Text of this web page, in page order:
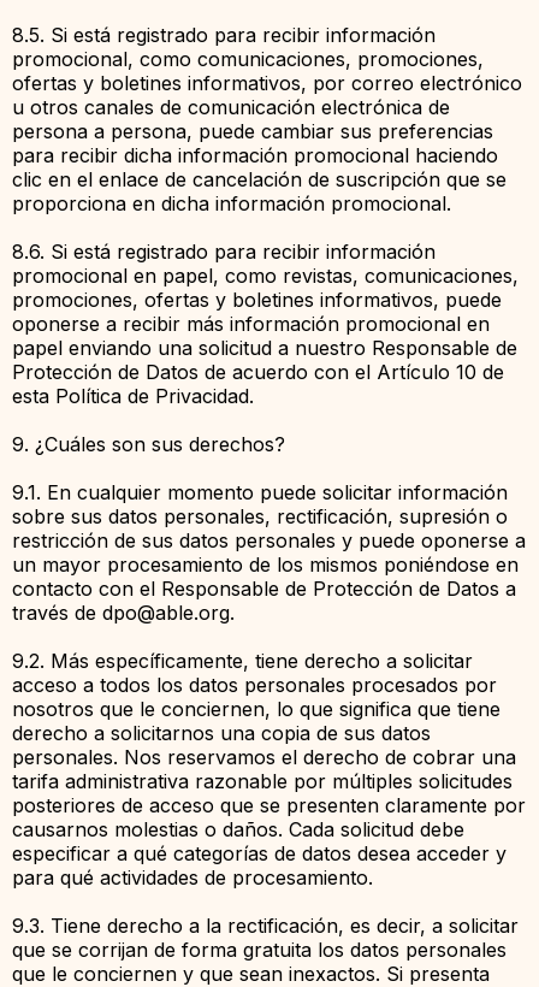
8.5. Si está registrado para recibir información
promocional, como comunicaciones, promociones,
ofertas y boletines informativos, por correo electrónico
u otros canales de comunicación electrónica de
persona a persona, puede cambiar sus preferencias
para recibir dicha información promocional haciendo
clic en el enlace de cancelación de suscripción que se
proporciona en dicha información promocional.
8.6. Si está registrado para recibir información
promocional en papel, como revistas, comunicaciones,
promociones, ofertas y boletines informativos, puede
oponerse a recibir más información promocional en
papel enviando una solicitud a nuestro Responsable de
Protección de Datos de acuerdo con el Artículo 10 de
esta Política de Privacidad.
9. ¿Cuáles son sus derechos?
9.1. En cualquier momento puede solicitar información
sobre sus datos personales, rectificación, supresión o
restricción de sus datos personales y puede oponerse a
un mayor procesamiento de los mismos poniéndose en
contacto con el Responsable de Protección de Datos a
través de dpo@able.org.
9.2. Más específicamente, tiene derecho a solicitar
acceso a todos los datos personales procesados ​​por
nosotros que le conciernen, lo que significa que tiene
derecho a solicitarnos una copia de sus datos
personales. Nos reservamos el derecho de cobrar una
tarifa administrativa razonable por múltiples solicitudes
posteriores de acceso que se presenten claramente por
causarnos molestias o daños. Cada solicitud debe
especificar a qué categorías de datos desea acceder y
para qué actividades de procesamiento.
9.3. Tiene derecho a la rectificación, es decir, a solicitar
que se corrijan de forma gratuita los datos personales
que le conciernen y que sean inexactos. Si presenta